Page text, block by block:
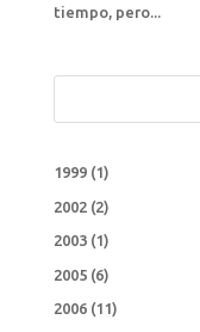
tiempo, pero...
1999(1)
2002(2)
2003(1)
2005(6)
2006(11)